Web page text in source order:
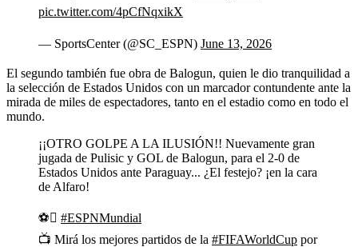
pic.twitter.com/4pCfNqxikX
— SportsCenter (@SC_ESPN) June 13, 2026
El segundo también fue obra de Balogun, quien le dio tranquilidad a
la selección de Estados Unidos con un marcador contundente ante la
mirada de miles de espectadores, tanto en el estadio como en todo el
mundo.
¡¡OTRO GOLPE A LA ILUSIÓN!! Nuevamente gran
jugada de Pulisic y GOL de Balogun, para el 2-0 de
Estados Unidos ante Paraguay... ¿El festejo? ¡en la cara
de Alfaro!
⚽ #ESPNMundial
📺 Mirá los mejores partidos de la #FIFAWorldCup por